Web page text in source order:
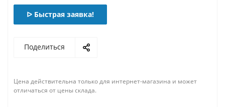
ᐅ Быстрая заявка!
Поделиться
Цена действительна только для интернет-магазина и может
отличаться от цены склада.